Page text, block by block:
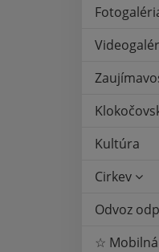
Kultúra
Cirkev
Odvoz
☆